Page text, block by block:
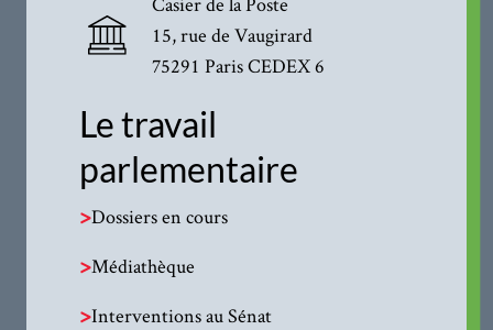
15, rue de Vaugirard
75291 Paris CEDEX 6
Le travail
parlementaire
>Dossiers en cours
>Médiathèque
>Interventions au Sénat